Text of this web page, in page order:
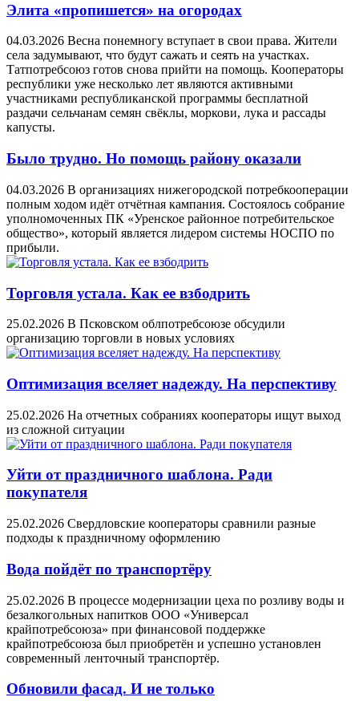
Элита «пропишется» на огородах
04.03.2026 Весна понемногу вступает в свои права. Жители
села задумывают, что будут сажать и сеять на участках.
Татпотребсоюз готов снова прийти на помощь. Кооператоры
республики уже несколько лет являются активными
участниками республиканской программы бесплатной
раздачи сельчанам семян свёклы, моркови, лука и рассады
капусты.
Было трудно. Но помощь району оказали
04.03.2026 В организациях нижегородской потребкооперации
полным ходом идёт отчётная кампания. Состоялось собрание
уполномоченных ПК «Уренское районное потребительское
общество», который является лидером системы НОСПО по
прибыли.
Торговля устала. Как ее взбодрить
25.02.2026 В Псковском облпотребсоюзе обсудили
организацию торговли в новых условиях
Оптимизация вселяет надежду. На перспективу
25.02.2026 На отчетных собраниях кооператоры ищут выход
из сложной ситуации
Уйти от праздничного шаблона. Ради
покупателя
25.02.2026 Свердловские кооператоры сравнили разные
подходы к праздничному оформлению
Вода пойдёт по транспортёру
25.02.2026 В процессе модернизации цеха по розливу воды и
безалкогольных напитков ООО «Универсал
крайпотребсоюза» при финансовой поддержке
крайпотребсоюза был приобретён и успешно установлен
современный ленточный транспортёр.
Обновили фасад. И не только